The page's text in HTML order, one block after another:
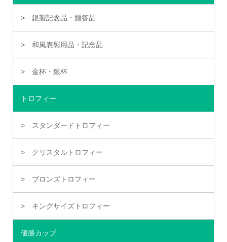
銀製記念品・贈答品
和風表彰用品・記念品
金杯・銀杯
トロフィー
スタンダードトロフィー
クリスタルトロフィー
ブロンズトロフィー
キングサイズトロフィー
優勝カップ